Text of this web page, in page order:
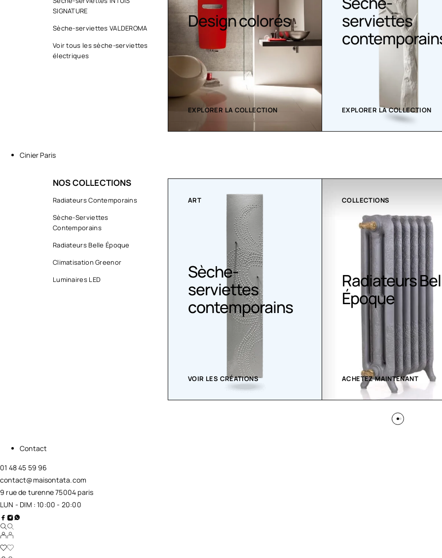
SIGNATURE
Sèche-serviettes VALDEROMA
Voir tous les sèche-serviettes
électriques
Sèche serviette Design colorés
EXPLORER LA COLLECTION
serviettes
EXPLORER LA COLLECTION
Cinier Paris
NOS COLLECTIONS
Radiateurs Contemporains
Sèche-Serviettes
Contemporains
Radiateurs Belle Époque
Climatisation Greenor
Luminaires LED
Sèche-
serviettes
COLLECTIONS
Radiateurs Belle
Époque
ACHETEZ MAINTENANT
CLIMATISATION GREENOR
Climatisation
Greenor
VOIR LES CRÉATIONS
Contact
01 48 45 59 96
contact@maisontata.com
9 rue de turenne 75004 paris
LUN - DIM : 10:00 - 20:00